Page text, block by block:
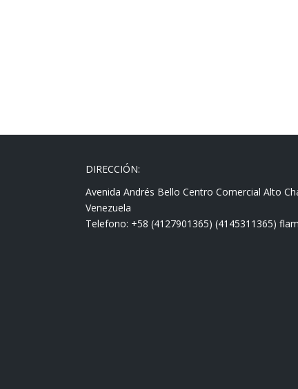
DIRECCIÓN:
Avenida Andrés Bello Centro Comercial Alto
Venezuela
Telefono: +58 (4127901365) (4145311365)